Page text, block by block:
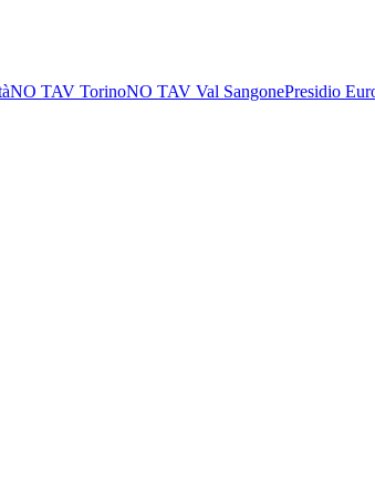
NO TAV TorinoNO TAV Val SangonePresidio